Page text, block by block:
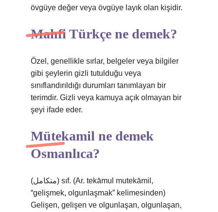
övgüye değer veya övgüye layık olan kişidir.
Mahfi Türkçe ne demek?
Özel, genellikle sırlar, belgeler veya bilgiler
gibi şeylerin gizli tutulduğu veya
sınıflandırıldığı durumları tanımlayan bir
terimdir. Gizli veya kamuya açık olmayan bir
şeyi ifade eder.
Mütekamil ne demek
Osmanlıca?
(ﻣﺘﻜﺎﻣﻞ) sıf. (Ar. tekāmul mutekāmil,
“gelişmek, olgunlaşmak” kelimesinden)
Gelişen, gelişen ve olgunlaşan, olgunlaşan,